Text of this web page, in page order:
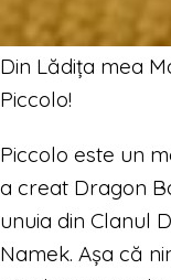
Din Lădița mea
Piccolo!
Piccolo este un
a creat Dragon
unuia din Clanul
Namek. Așa că